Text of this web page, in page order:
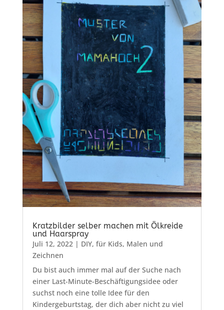
Kratzbilder selber machen mit Ölkreide
und Haarspray
Juli 12, 2022| DIY, für Kids, Malen und
Zeichnen
Du bist auch immer mal auf der Suche nach
einer Last-Minute-Beschäftigungsidee oder
suchst noch eine tolle Idee für den
Kindergeburtstag, der dich aber nicht zu viel